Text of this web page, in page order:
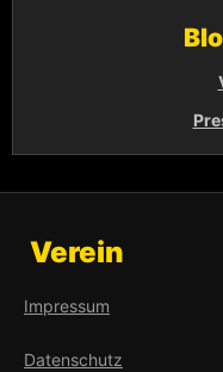
Verein
Impressum
Datenschutz